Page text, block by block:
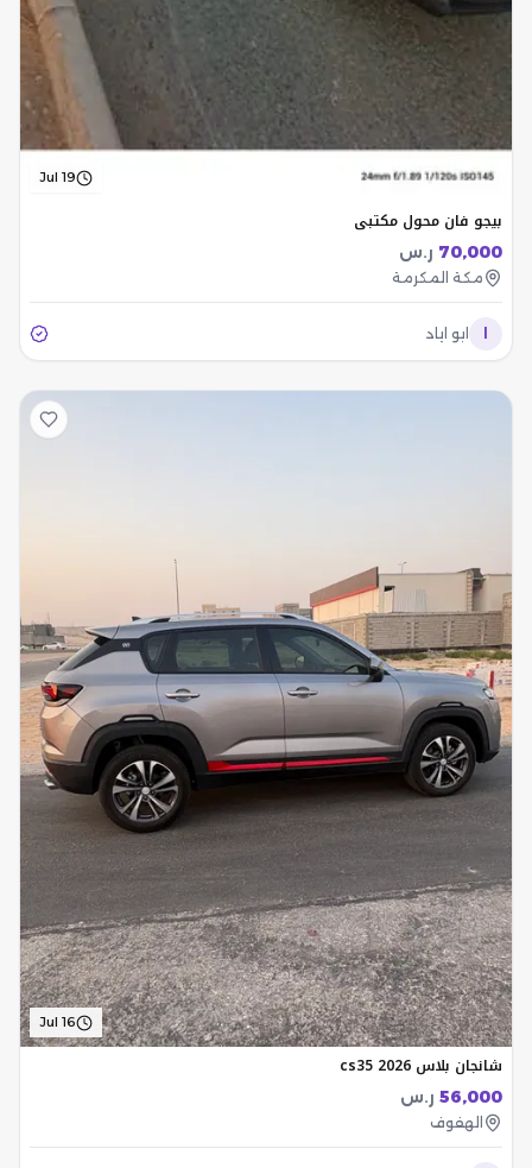
Jul 19
بيجو فان محول مكتبي
70,000 ر.س
مكة المكرمة
ابو اياد
Jul 16
شانجان بلاس cs35 2026
56,000 ر.س
الهفوف